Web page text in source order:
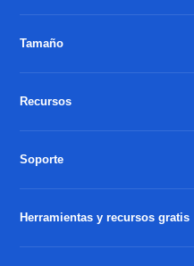
Tamaño
Recursos
Soporte
Herramientas y recursos gratis